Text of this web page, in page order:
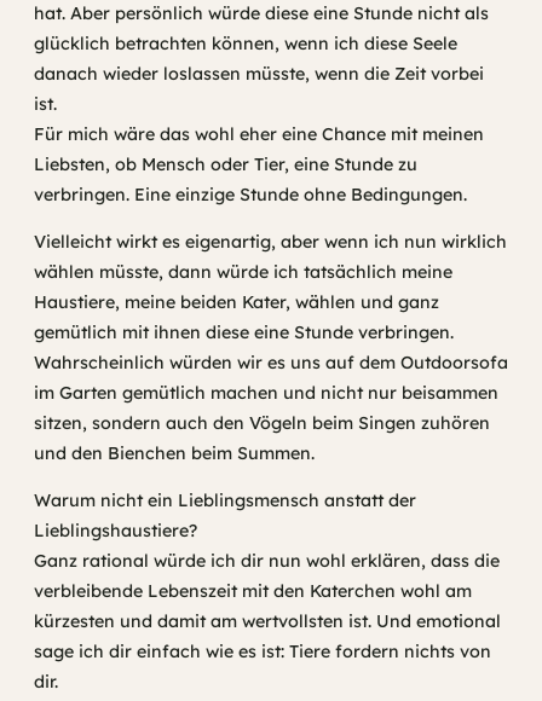
hat. Aber persönlich würde diese eine Stunde nicht als
glücklich betrachten können, wenn ich diese Seele
danach wieder loslassen müsste, wenn die Zeit vorbei
ist.
Für mich wäre das wohl eher eine Chance mit meinen
Liebsten, ob Mensch oder Tier, eine Stunde zu
verbringen. Eine einzige Stunde ohne Bedingungen.
Vielleicht wirkt es eigenartig, aber wenn ich nun wirklich
wählen müsste, dann würde ich tatsächlich meine
Haustiere, meine beiden Kater, wählen und ganz
gemütlich mit ihnen diese eine Stunde verbringen.
Wahrscheinlich würden wir es uns auf dem Outdoorsofa
im Garten gemütlich machen und nicht nur beisammen
sitzen, sondern auch den Vögeln beim Singen zuhören
und den Bienchen beim Summen.
Warum nicht ein Lieblingsmensch anstatt der
Lieblingshaustiere?
Ganz rational würde ich dir nun wohl erklären, dass die
verbleibende Lebenszeit mit den Katerchen wohl am
kürzesten und damit am wertvollsten ist. Und emotional
sage ich dir einfach wie es ist: Tiere fordern nichts von
dir.